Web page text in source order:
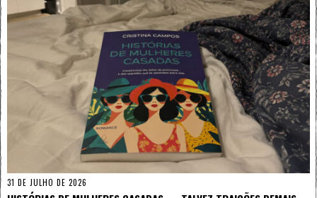
31 DE JULHO DE 2026